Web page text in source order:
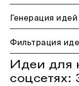
Генерация идей
Фильтрация
Идеи для
соцсетях: